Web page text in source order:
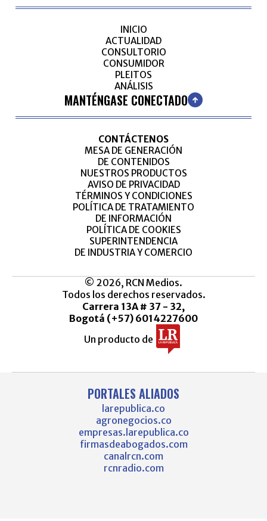
INICIO
ACTUALIDAD
CONSULTORIO
CONSUMIDOR
PLEITOS
ANÁLISIS
MANTÉNGASE CONECTADO
CONTÁCTENOS
MESA DE GENERACIÓN
DE CONTENIDOS
NUESTROS PRODUCTOS
AVISO DE PRIVACIDAD
TÉRMINOS Y CONDICIONES
POLÍTICA DE TRATAMIENTO
DE INFORMACIÓN
POLÍTICA DE COOKIES
SUPERINTENDENCIA
DE INDUSTRIA Y COMERCIO
© 2026, RCN Medios.
Todos los derechos reservados.
Carrera 13A # 37 - 32,
Bogotá (+57) 6014227600
Un producto de
PORTALES ALIADOS
larepublica.co
agronegocios.co
empresas.larepublica.co
firmasdeabogados.com
canalrcn.com
rcnradio.com